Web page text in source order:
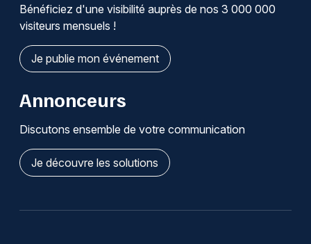
Bénéficiez d'une visibilité auprès de nos 3 000 000
visiteurs mensuels !
Je publie mon événement
Annonceurs
Discutons ensemble de votre communication
Je découvre les solutions